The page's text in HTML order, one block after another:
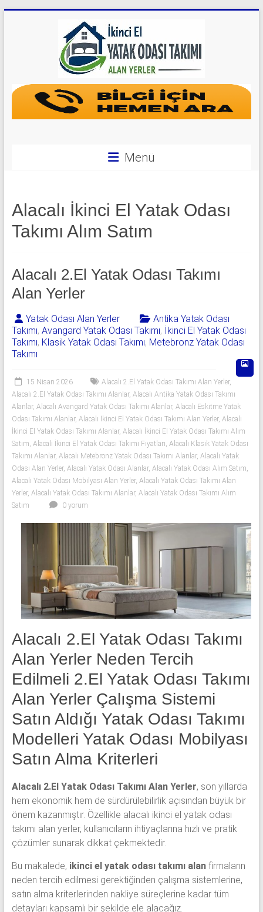
Yatak
Odası
|
0
541
06
06
|
Yıldız
Spot
Yatak
odası
alan
yerler
olarak
2.el
yatak
odası,
odası,
Antika
yatak
odası
ve
Metebronz
yatak
odası
takımı
alınmaktadır.
Menü
Alacalı İkinci El Yatak Odası
Takımı Alım Satım
Alacalı 2.El Yatak Odası Takımı
Alan Yerler
Yatak Odası Alan Yerler
Antika Yatak Odası
Takımı, Avangard Yatak Odası Takımı, İkinci El Yatak Odası
Takımı, Klasik Yatak Odası Takımı, Metebronz Yatak Odası
Takımı
15 Nisan 2026 Alacalı 2.El Yatak Odası Takımı Alan Yerler,
Alacalı 2.El Yatak Odası Takımı Alanlar, Alacalı Antika Yatak Odası Takımı
Alanlar, Alacalı Avangard Yatak Odası Takımı Alanlar, Alacalı Eskitme Yatak
Odası Takımı Alanlar, Alacalı İkinci El Yatak Odası Takımı Alan Yerler, Alacalı
İkinci El Yatak Odası Takımı Alanlar, Alacalı İkinci El Yatak Odası Takımı Alım
Satım Alacalı İkinci El Yatak Odası Takımı Fiyatları Alacalı Klasik Yatak Odası
Takımı Alanlar, Alacalı Metebronz Yatak Odası Takımı Alanlar, Alacalı Yatak
Odası Alan Yerler, Alacalı Yatak Odası Alanlar, Alacalı Yatak Odası Alım Satım
Alacalı Yatak Odası Mobilyası Alan Yerler, Alacalı Yatak Odası Takımı Alan
Yerler, Alacalı Yatak Odası Takımı Alanlar, Alacalı Yatak Odası Takımı Alım
Satım
0 yorum
Alacalı 2.El Yatak Odası Takımı
Alan Yerler Neden Tercih
Edilmeli 2.El Yatak Odası Takımı
Alan Yerler Çalışma Sistemi
Satın Aldığı Yatak Odası Takımı
Modelleri Yatak Odası Mobilyası
Satın Alma Kriterleri
Alacalı 2.El Yatak Odası Takımı Alan Yerler, son yıllarda
hem ekonomik hem de sürdürülebilirlik açısından büyük bir
önem kazanmıştır. Özellikle alacalı ikinci el yatak odası
takımı alan yerler, kullanıcıların ihtiyaçlarına hızlı ve pratik
çözümler sunarak dikkat çekmektedir.
Bu makalede, ikinci el yatak odası takımı alanfirmaların
neden tercih edilmesi gerektiğinden çalışma sistemlerine,
satın alma kriterlerinden nakliye süreçlerine kadar tüm
detayları kapsamlı bir şekilde ele alacağız.